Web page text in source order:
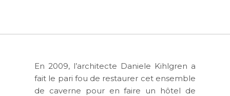
En 2009, l’architecte Daniele Kihlgren a
fait le pari fou de restaurer cet ensemble
de caverne pour en faire un hôtel de